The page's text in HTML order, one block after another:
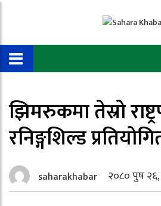
झिमरुकमा तेस्रो
रनिङ्गशिल्ड
saharakhabar २०८० पुष २६,